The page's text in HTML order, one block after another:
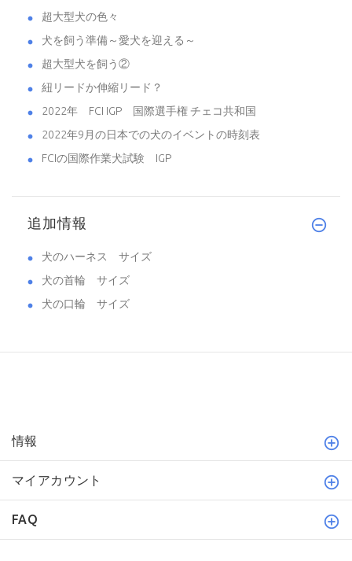
超大型犬の色々
犬を飼う準備～愛犬を迎える～
超大型犬を飼う②
紐リードか伸縮リード？
2022年 FCI IGP 国際選手権 チェコ共和国
2022年9月の日本での犬のイベントの時刻表
FCIの国際作業犬試験 IGP
追加情報
犬のハーネス サイズ
犬の首輪 サイズ
犬の口輪 サイズ
情報
マイアカウント
FAQ